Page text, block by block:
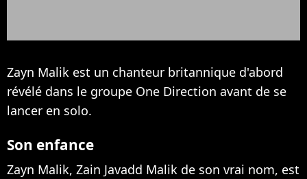
Zayn Malik est un chanteur britannique d'abord
révélé dans le groupe One Direction avant de se
lancer en solo.
Son enfance
Zayn Malik, Zain Javadd Malik de son vrai nom, est